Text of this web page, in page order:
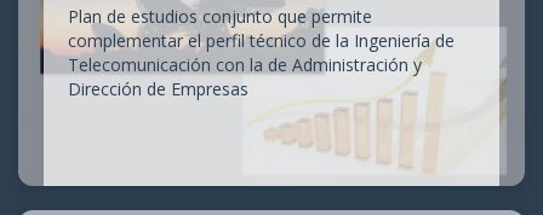
Plan de estudios conjunto que permite
complementar el perfil técnico de la Ingeniería de
Telecomunicación con la de Administración y
Dirección de Empresas